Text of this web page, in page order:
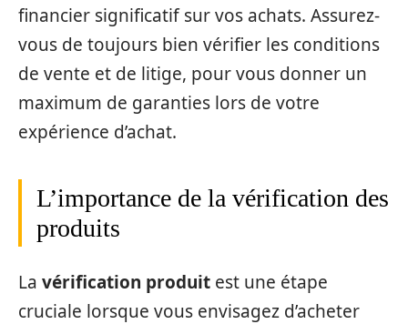
financier significatif sur vos achats. Assurez-
vous de toujours bien vérifier les conditions
de vente et de litige, pour vous donner un
maximum de garanties lors de votre
expérience d’achat.
L’importance de la vérification des
produits
La vérification produit est une étape
cruciale lorsque vous envisagez d’acheter